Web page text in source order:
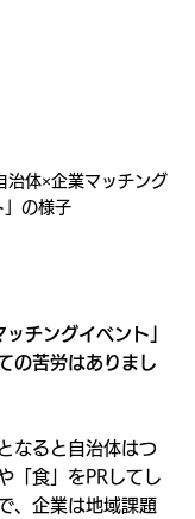
治体×企業マッチング
」の様子
チングイベント」
の苦労はありまし
なると自治体はつ
「食」をPRしてし
、企業は地域課題